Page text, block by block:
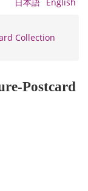
Collection
Postcard